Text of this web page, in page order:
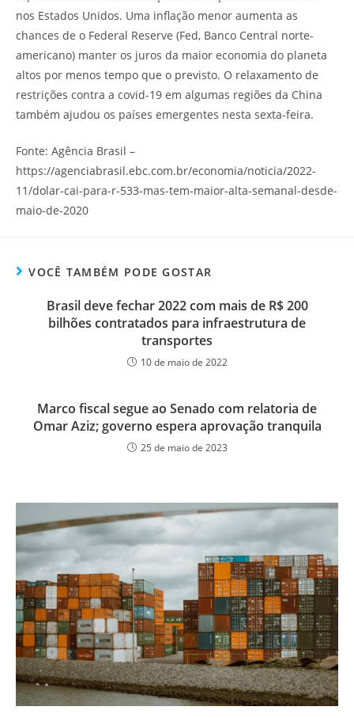
nos Estados Unidos. Uma inflação menor aumenta as
chances de o Federal Reserve (Fed, Banco Central norte-
americano) manter os juros da maior economia do planeta
altos por menos tempo que o previsto. O relaxamento de
restrições contra a covid-19 em algumas regiões da China
também ajudou os países emergentes nesta sexta-feira.
Fonte: Agência Brasil –
https://agenciabrasil.ebc.com.br/economia/noticia/2022-
11/dolar-cai-para-r-533-mas-tem-maior-alta-semanal-desde-
maio-de-2020
VOCÊ TAMBÉM PODE GOSTAR
Brasil deve fechar 2022 com mais de R$ 200
bilhões contratados para infraestrutura de
transportes
10 de maio de 2022
Marco fiscal segue ao Senado com relatoria de
Omar Aziz; governo espera aprovação tranquila
25 de maio de 2023